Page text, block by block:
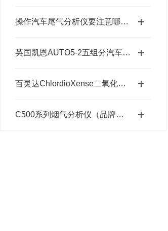
操作汽车尾气分析仪要注意哪些事项
英国凯恩AUTO5-2五组分汽车尾气分析仪（包邮）
百灵达ChlordioXense二氧化氯传感仪（CS 300）
C500系列烟气分析仪（品牌：意大利seitron）技术参数